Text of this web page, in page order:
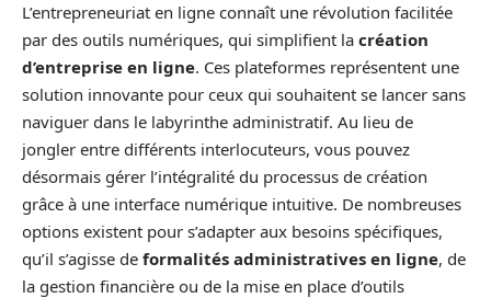
L’entrepreneuriat en ligne connaît une révolution facilitée
par des outils numériques, qui simplifient la création
d’entreprise en ligne. Ces plateformes représentent une
solution innovante pour ceux qui souhaitent se lancer sans
naviguer dans le labyrinthe administratif. Au lieu de
jongler entre différents interlocuteurs, vous pouvez
désormais gérer l’intégralité du processus de création
grâce à une interface numérique intuitive. De nombreuses
options existent pour s’adapter aux besoins spécifiques,
qu’il s’agisse de formalités administratives en ligne, de
la gestion financière ou de la mise en place d’outils